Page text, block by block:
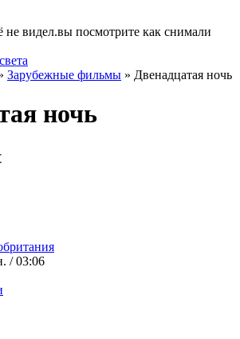
не видел.вы посмотрите как снимали
Зарубежные фильмы » Двенадцатая ночь
ночь
/ 03:06